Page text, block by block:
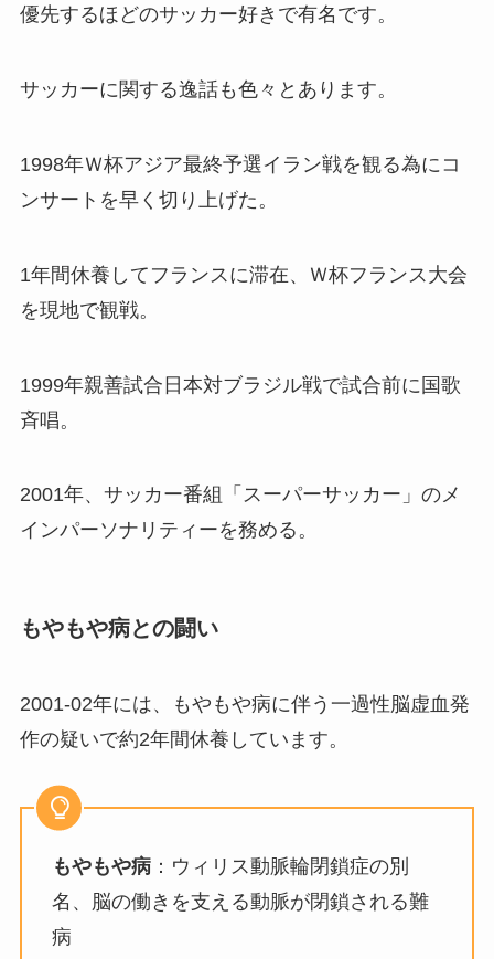
優先するほどのサッカー好きで有名です。
サッカーに関する逸話も色々とあります。
1998年Ｗ杯アジア最終予選イラン戦を観る為にコ
ンサートを早く切り上げた。
1年間休養してフランスに滞在、Ｗ杯フランス大会
を現地で観戦。
1999年親善試合日本対ブラジル戦で試合前に国歌
斉唱。
2001年、サッカー番組「スーパーサッカー」のメ
インパーソナリティーを務める。
もやもや病との闘い
2001-02年には、もやもや病に伴う一過性脳虚血発
作の疑いで約2年間休養しています。
もやもや病：ウィリス動脈輪閉鎖症の別
名、脳の働きを支える動脈が閉鎖される難
病